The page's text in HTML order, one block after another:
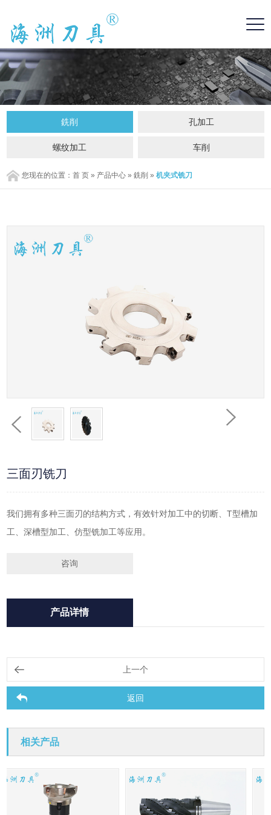
銑削 孔加工
螺纹加工 车削
您现在的位置：首 页 » 产品中心 »銑削 »机夹式铣刀
三面刃铣刀
我们拥有多种三面刃的结构方式，有效针对加工中的切断、T型槽加
工、深槽型加工、仿型铣加工等应用。
咨询
产品详情
上一个
返回
相关产品